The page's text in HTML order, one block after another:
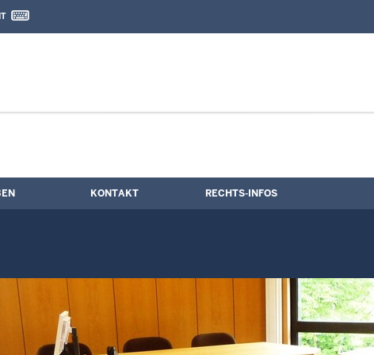
Kontaktformular
KONTAKT RECHTS-INFOS